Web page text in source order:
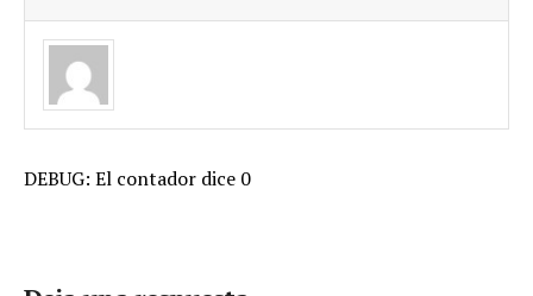
DEBUG: El contador dice 0